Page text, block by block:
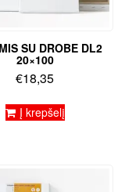
SU DROBE DL2
20×100
€18,35
Į krepšelį